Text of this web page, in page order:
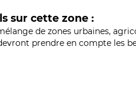
sur cette zone :
de zones urbaines,
prendre en compte les